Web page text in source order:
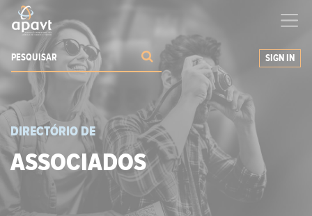
a expandir os seus negócios
SIGN IN
DIRECTÓRIO DE
ASSOCIADOS